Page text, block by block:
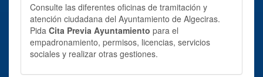
Consulte las diferentes oficinas de tramitación y
atención ciudadana del Ayuntamiento de Algeciras.
Pida Cita Previa Ayuntamiento para el
empadronamiento, permisos, licencias, servicios
sociales y realizar otras gestiones.